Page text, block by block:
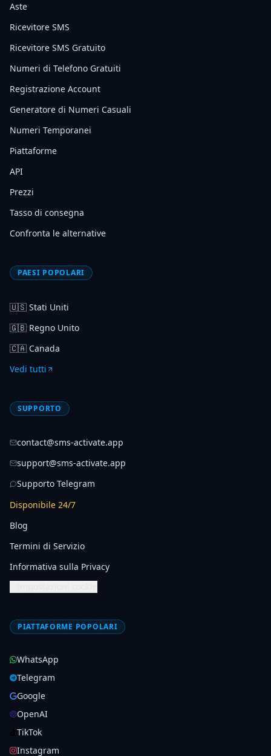
Aste
Ricevitore SMS
Ricevitore SMS Gratuito
Numeri di Telefono Gratuiti
Registrazione Account
Generatore di Numeri Casuali
Numeri Temporanei
Piattaforme
API
Prezzi
Tasso di consegna
Confronta le alternative
PAESI POPOLARI
🇺🇸 Stati Uniti
🇬🇧 Regno Unito
🇨🇦 Canada
Vedi tutti
SUPPORTO
contact@sms-activate.app
support@sms-activate.app
Supporto Telegram
Disponibile 24/7
Blog
Termini di Servizio
Informativa sulla Privacy
PIATTAFORME POPOLARI
WhatsApp
Telegram
Google
OpenAI
TikTok
Instagram